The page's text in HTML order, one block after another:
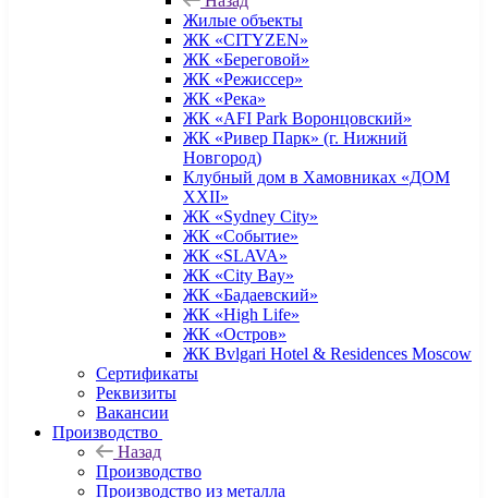
Жилые объекты
ЖК «CITYZEN»
ЖК «Береговой»
ЖК «Режиссер»
ЖК «Река»
ЖК «AFI Park Воронцовский»
ЖК «Ривер Парк» (г. Нижний
Новгород)
Клубный дом в Хамовниках «ДОМ
XXII»
ЖК «Sydney City»
ЖК «Событие»
ЖК «SLAVA»
ЖК «City Bay»
ЖК «Бадаевский»
ЖК «High Life»
ЖК «Остров»
ЖК Bvlgari Hotel & Residences Moscow
Сертификаты
Реквизиты
Вакансии
Производство
Назад
Производство
Производство из металла